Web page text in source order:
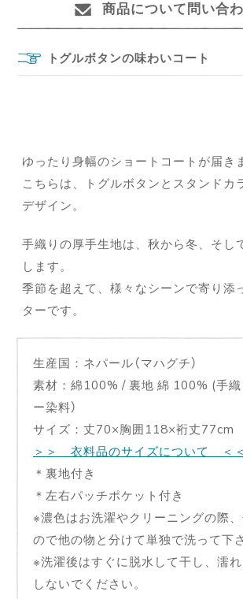
商品について問い合
トグルボタンの味わいコート
ゆったり身幅のショートコートが届き
こちらは、トグルボタンとスタンドカ
デザイン。
手織りの厚手生地は、秋から冬、そし
します。
季節を超えて、様々なシーンで寄り添
ターです。
生産国：ネパール（マハグチ）
素材：綿100% / 裏地 綿 100% (手織
ー染料）
サイズ：丈70×胸囲118×裄丈77cm
＞＞ 衣料品のサイズについて ＜＜
＊裏地付き
＊左右パッチポケット付き
※濃色はお洗濯やクリーニングの際
ので他の物と分けて単独で洗って下さ
※洗濯後はすぐに脱水して干し、濡
しないでください。